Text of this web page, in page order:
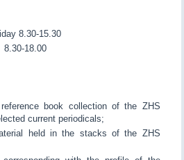
8.30-15.30
8.30-18.00
book collection of the ZHS
current periodicals;
held in the stacks of the ZHS